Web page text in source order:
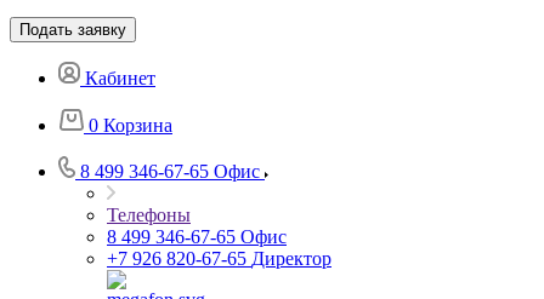
Подать заявку
Кабинет
0 Корзина
8 499 346-67-65 Офис
Телефоны
8 499 346-67-65 Офис
+7 926 820-67-65 Директор